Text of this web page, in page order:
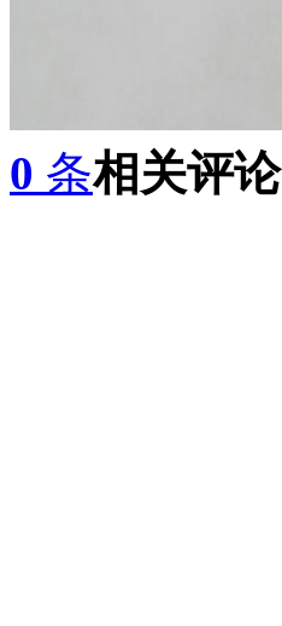
0 条相关评论